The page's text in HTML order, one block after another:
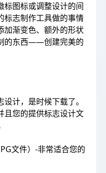
标图标或调整设计的间
标志制作工具做的事情
加渐变色、额外的形状
的东西——创建完美的
计，是时候下载了。
且您的提供标志设计文
文件）-非常适合您的